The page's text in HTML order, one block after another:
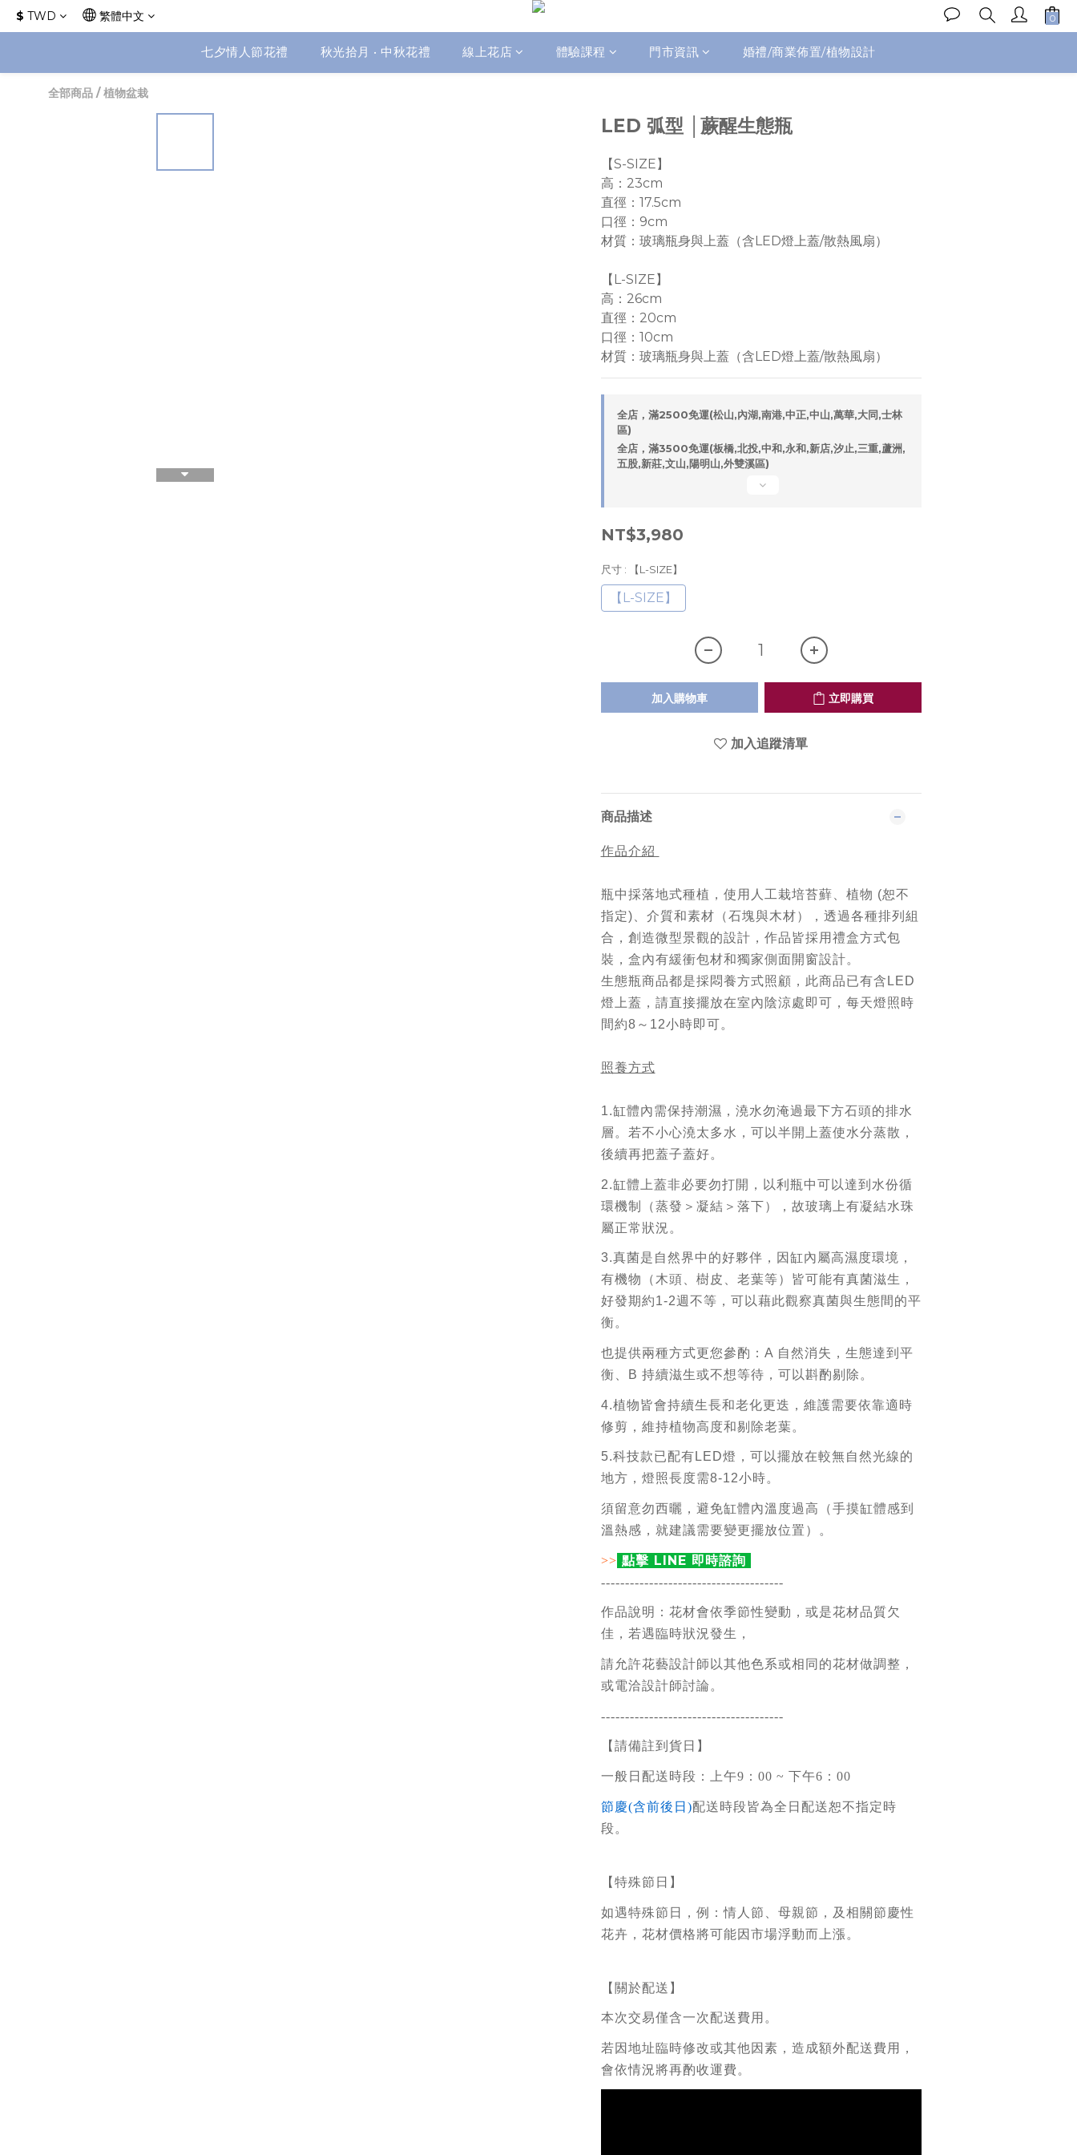
$ TWD 繁體中文
七夕情人節花禮 秋光拾月 • 中秋花禮 線上花店 體驗課程 門市資訊 婚禮/商業佈置/植物設計
全部商品 /植物盆栽
LED 弧型 │蕨醒生態瓶
【S-SIZE】
高：23cm
直徑：17.5cm
口徑：9cm
材質：玻璃瓶身與上蓋（含LED燈上蓋/散熱風扇）
【L-SIZE】
高：26cm
直徑：20cm
口徑：10cm
材質：玻璃瓶身與上蓋（含LED燈上蓋/散熱風扇）
全店，滿2500免運(松山,內湖,南港,中正,中山,萬華,大同,士林
區)
全店，滿3500免運(板橋,北投,中和,永和,新店,汐止,三重,蘆洲,
五股,新莊,文山,陽明山,外雙溪區)
NT$3,980
尺寸 : 【L-SIZE】
【L-SIZE】
加入購物車 立即購買
加入追蹤清單
商品描述
作品介紹
瓶中採落地式種植，使用人工栽培苔蘚、植物 (恕不
指定)、介質和素材（石塊與木材）， 透過各種排列組
合，創造微型景觀的設計， 作品皆採用禮盒方式包
裝，盒內有緩衝包材和獨家側面開窗設計。
生態瓶商品都是採悶養方式照顧， 此商品已有含LED
燈上蓋，請直接擺放在室內陰涼處即可，每天燈照時
間約8～12小時即可。
照養方式
1.缸體內需保持潮濕，澆水勿淹過最下方石頭的排水
層。若不小心澆太多水，可以半開上蓋使水分蒸散，
後續再把蓋子蓋好。
2.缸體上蓋非必要勿打開，以利瓶中可以達到水份循
環機制（蒸發＞凝結＞落下），故玻璃上有凝結水珠
屬正常狀況。
3.真菌是自然界中的好夥伴，因缸內屬高濕度環境，
有機物（木頭、樹皮、老葉等）皆可能有真菌滋生，
好發期約1-2週不等，可以藉此觀察真菌與生態間的平
衡。
也提供兩種方式更您參酌： A 自然消失，生態達到平
衡 、B 持續滋生或不想等待，可以斟酌剔除。
4.植物皆會持續生長和老化更迭，維護需要依靠適時
修剪，維持植物高度和剔除老葉。
5.科技款已配有LED燈，可以擺放在較無自然光線的
地方，燈照長度需8-12小時。
須留意勿西曬，避免缸體內溫度過高（手摸缸體感到
溫熱感，就建議需要變更擺放位置）。
>> 點擊 LINE 即時諮詢
--------------------------------------
作品說明：花材會依季節性變動，或是花材品質欠
佳，若遇臨時狀況發生，
請允許花藝設計師以其他色系或相同的花材做調整，
或電洽設計師討論。
--------------------------------------
【請備註到貨日】
一般日配送時段：上午9：00 ~ 下午6：00
節慶(含前後日)配送時段皆為全日配送恕不指定時
段。
【特殊節日】
如遇特殊節日，例：情人節、母親節，及相關節慶性
花卉，花材價格將可能因市場浮動而上漲。
【關於配送】
本次交易僅含一次配送費用。
若因地址臨時修改或其他因素，造成額外配送費用，
會依情況將再酌收運費。